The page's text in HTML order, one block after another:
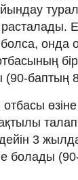
онда
бір
баптың
талап
дейін 3
болады